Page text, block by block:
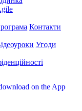
Контакти
Угоди
on the App